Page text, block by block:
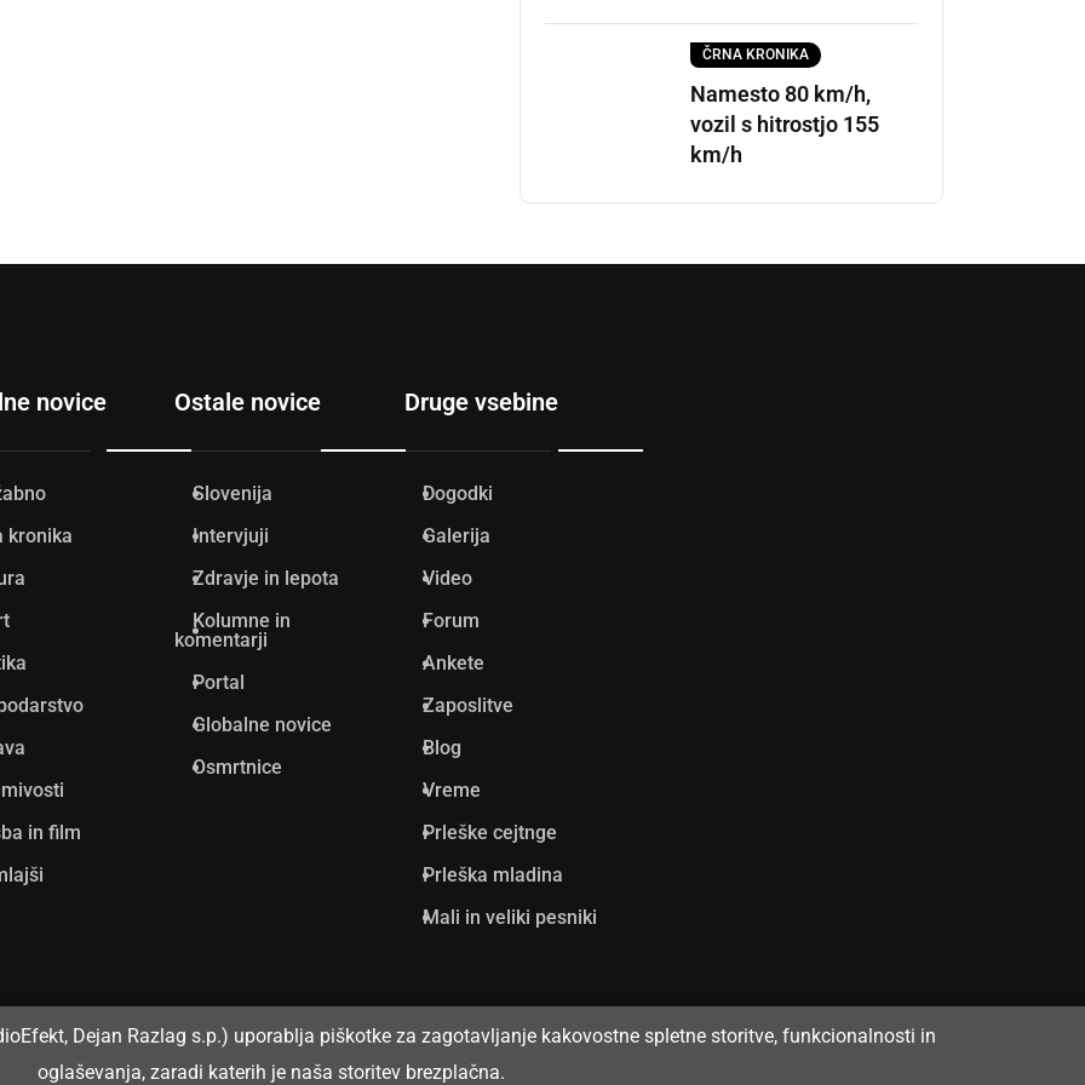
ČRNA KRONIKA
Namesto 80 km/h,
vozil s hitrostjo 155
km/h
novice
kronika
in film
Ostale novice
Slovenija
Intervjuji
Zdravje in lepota
Kolumne in
komentarji
Portal
Globalne novice
Osmrtnice
Druge vsebine
Dogodki
Galerija
Video
Forum
Ankete
Zaposlitve
Blog
Vreme
Prleške cejtnge
Prleška mladina
Mali in veliki pesniki
Dejan Razlag s.p.) uporablja piškotke za zagotavljanje kakovostne spletne storitve, funkcionalnosti in
oglaševanja, zaradi katerih je naša storitev brezplačna.